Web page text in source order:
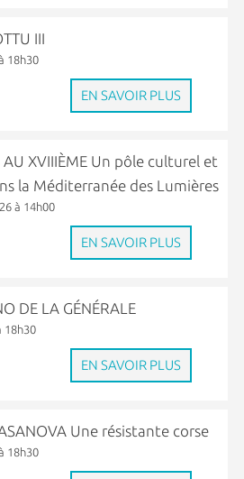
III
18h30
EN SAVOIR PLUS
AU XVIIIÈME Un pôle culturel et
la Méditerranée des Lumières
à 14h00
EN SAVOIR PLUS
DE LA GÉNÉRALE
18h30
EN SAVOIR PLUS
Une résistante corse
18h30